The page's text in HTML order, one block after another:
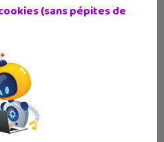
(sans pépites de